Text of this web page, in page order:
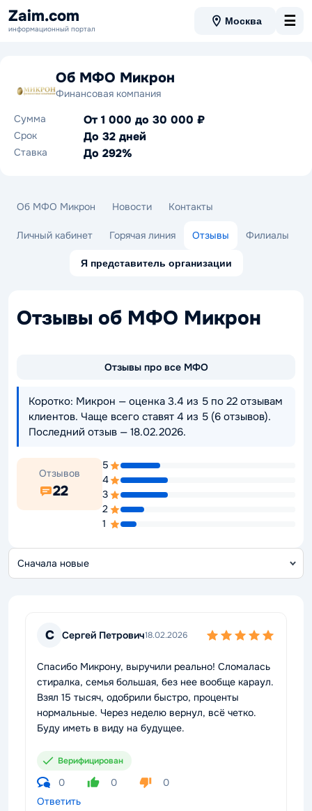
Zaim.com
информационный портал
Москва ☰
Об МФО Микрон
Финансовая компания
Сумма
От 1 000 до 30 000 ₽
Срок До 32 дней
Ставка До 292%
Об МФО Микрон Новости Контакты
Личный кабинет Горячая линия Отзывы Филиалы
Я представитель организации
Отзывы об МФО Микрон
Отзывы про все МФО
Коротко: Микрон — оценка 3.4 из 5 по 22 отзывам
клиентов. Чаще всего ставят 4 из 5 (6 отзывов).
Последний отзыв — 18.02.2026.
Отзывов
22
5
4
3
2
1
С Сергей Петрович18.02.2026
Спасибо Микрону, выручили реально! Сломалась
стиралка, семья большая, без нее вообще караул.
Взял 15 тысяч, одобрили быстро, проценты
нормальные. Через неделю вернул, всё четко.
Буду иметь в виду на будущее.
Верифицирован
0 0
0
Ответить